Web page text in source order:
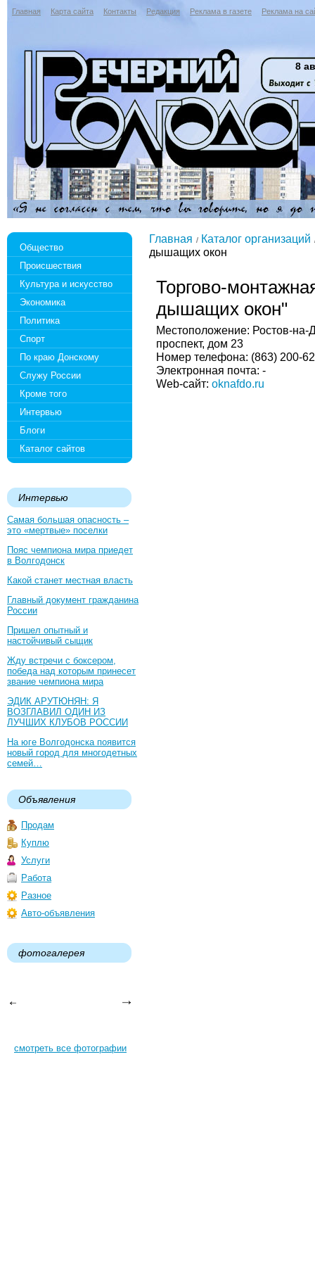
Главная Карта сайта Контакты Редакция Реклама в газете Реклама на
8
Общество
Происшествия
Культура и искусство
Экономика
Политика
Спорт
По краю Донскому
Служу России
Кроме того
Интервью
Блоги
Каталог сайтов
Интервью
Самая большая опасность –
это «мертвые» поселки
Пояс чемпиона мира приедет
в Волгодонск
Какой станет местная власть
Главный документ гражданина
России
Пришел опытный и
настойчивый сыщик
Жду встречи с боксером,
победа над которым принесет
звание чемпиона мира
ЭДИК АРУТЮНЯН: Я
ВОЗГЛАВИЛ ОДИН ИЗ
ЛУЧШИХ КЛУБОВ РОССИИ
На юге Волгодонска появится
новый город для многодетных
семей…
Объявления
Продам
Куплю
Услуги
Работа
Разное
Авто-объявления
фотогалерея
смотреть все фотографии
Главная
Каталог организаций
дышащих окон
Торгово-
дышащих окон"
Местоположение: Ростов-на-
проспект, дом 23
Номер телефона: (863) 200-
Электронная почта: -
Web-сайт: oknafdo.ru